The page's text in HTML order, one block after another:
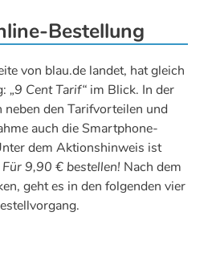
Bestellung
von blau.de landet, hat gleich
„9 Cent Tarif“ im Blick. In der
den Tarifvorteilen und
auch die Smartphone-
dem Aktionshinweis ist
Für 9,90 € bestellen! Nach dem
geht es in den folgenden vier